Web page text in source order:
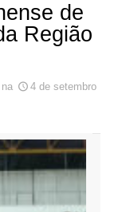
de
Região
na
4 de setembro